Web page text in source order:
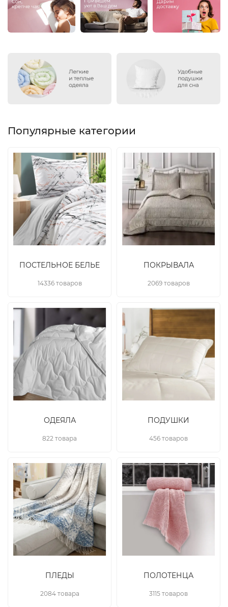
Популярные категории
ПОСТЕЛЬНОЕ БЕЛЬЕ
14336 товаров
ПОКРЫВАЛА
2069 товаров
ОДЕЯЛА
822 товара
ПОДУШКИ
456 товаров
ПЛЕДЫ
2084 товара
ПОЛОТЕНЦА
3115 товаров